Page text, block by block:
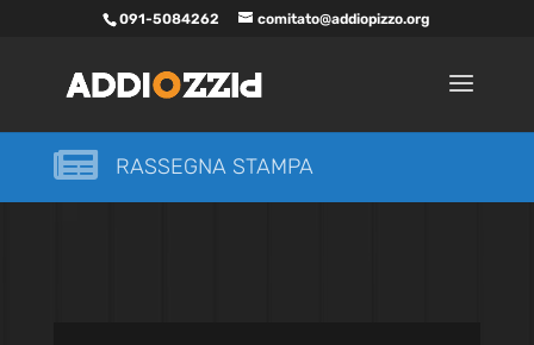
091-5084262 comitato@addiopizzo.org
 RASSEGNA STAMPA